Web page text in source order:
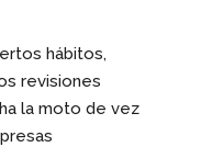
hábitos,
revisiones
la moto de vez